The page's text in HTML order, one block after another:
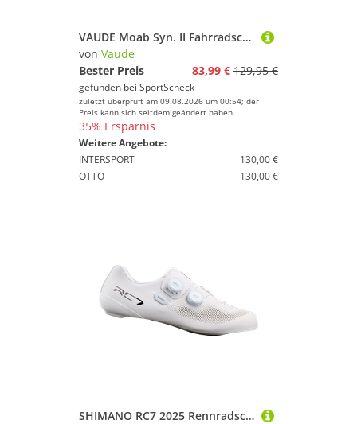
VAUDE Moab Syn. II Fahrradschuhe Herren
von Vaude
Bester Preis
83,99 € 129,95 €
gefunden bei SportScheck
zuletzt überprüft am 09.08.2026 um 00:54; der
Preis kann sich seitdem geändert haben.
35% Ersparnis
Weitere Angebote:
INTERSPORT
130,00 €
OTTO
130,00 €
SHIMANO RC7 2025 Rennradschuhe, für Herren, Größe 46, Fahrradschuhe